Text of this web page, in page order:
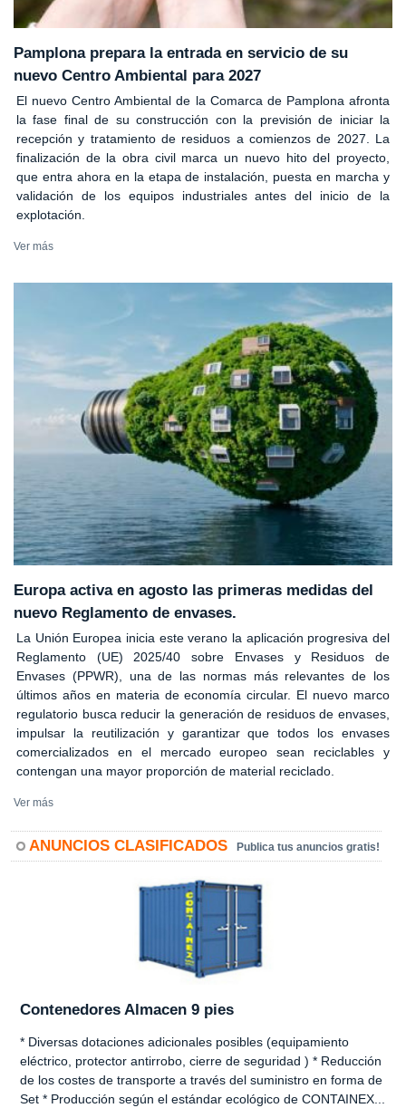
Pamplona prepara la entrada en servicio de su
nuevo Centro Ambiental para 2027
El nuevo Centro Ambiental de la Comarca de Pamplona afronta
la fase final de su construcción con la previsión de iniciar la
recepción y tratamiento de residuos a comienzos de 2027. La
finalización de la obra civil marca un nuevo hito del proyecto,
que entra ahora en la etapa de instalación, puesta en marcha y
validación de los equipos industriales antes del inicio de la
explotación.
Ver más
Europa activa en agosto las primeras medidas del
nuevo Reglamento de envases.
La Unión Europea inicia este verano la aplicación progresiva del
Reglamento (UE) 2025/40 sobre Envases y Residuos de
Envases (PPWR), una de las normas más relevantes de los
últimos años en materia de economía circular. El nuevo marco
regulatorio busca reducir la generación de residuos de envases,
impulsar la reutilización y garantizar que todos los envases
comercializados en el mercado europeo sean reciclables y
contengan una mayor proporción de material reciclado.
Ver más
ANUNCIOS CLASIFICADOS Publica tus anuncios gratis!
Contenedores Almacen 9 pies
* Diversas dotaciones adicionales posibles (equipamiento
eléctrico, protector antirrobo, cierre de seguridad ) * Reducción
de los costes de transporte a través del suministro en forma de
Set * Producción según el estándar ecológico de CONTAINEX...